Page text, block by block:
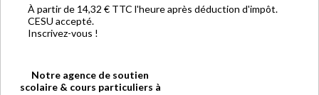
À partir de 14,32 € TTC l'heure après déduction d'impôt.
CESU accepté.
Inscrivez-vous !
Notre agence de soutien
scolaire & cours particuliers à